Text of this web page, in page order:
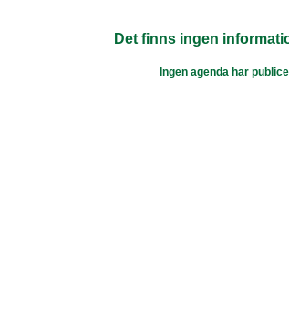
Det finns ingen
Ingen agenda har